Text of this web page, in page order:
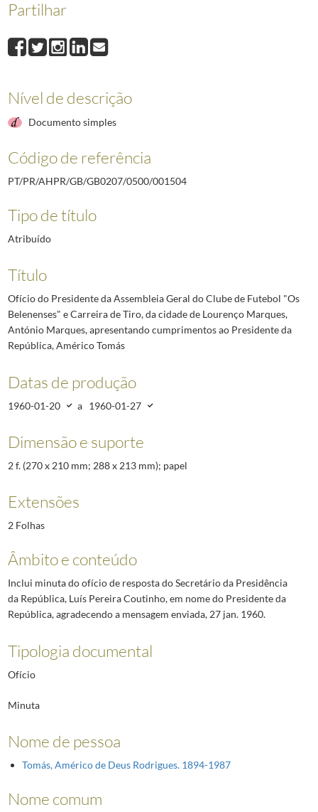
001506Telegrama do Presidente da Direção da Caixa Sindical de
001507Ofício do 1.º Secretário da Casa "Ilha da Madeira", do Rio de
001509
Ofício do Presidente da Direção do Sindicato Nacional dos
002637 Telegrama do Presidente do Conselho, Marcelo Caetano, ao
Partilhar
Nível de descrição
Documento simples
Código de referência
PT/PR/AHPR/GB/GB0207/0500/001504
Tipo de título
Atribuído
Título
Ofício do Presidente da Assembleia Geral do Clube de Futebol "Os
Belenenses" e Carreira de Tiro, da cidade de Lourenço Marques,
António Marques, apresentando cumprimentos ao Presidente da
República, Américo Tomás
Datas de produção
1960-01-20 a 1960-01-27
Dimensão e suporte
2 f. (270 x 210 mm; 288 x 213 mm); papel
Extensões
2 Folhas
Âmbito e conteúdo
Inclui minuta do ofício de resposta do Secretário da Presidência
da República, Luís Pereira Coutinho, em nome do Presidente da
República, agradecendo a mensagem enviada, 27 jan. 1960.
Tipologia documental
Ofício
Minuta
Nome de pessoa
Tomás, Américo de Deus Rodrigues. 1894-1987
Nome comum